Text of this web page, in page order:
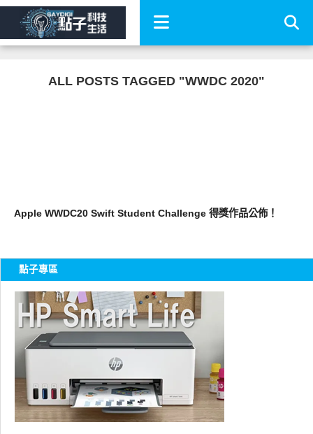
ALL POSTS TAGGED "WWDC 2020"
Apple WWDC20 Swift Student Challenge 得獎作品公佈！
點子專區